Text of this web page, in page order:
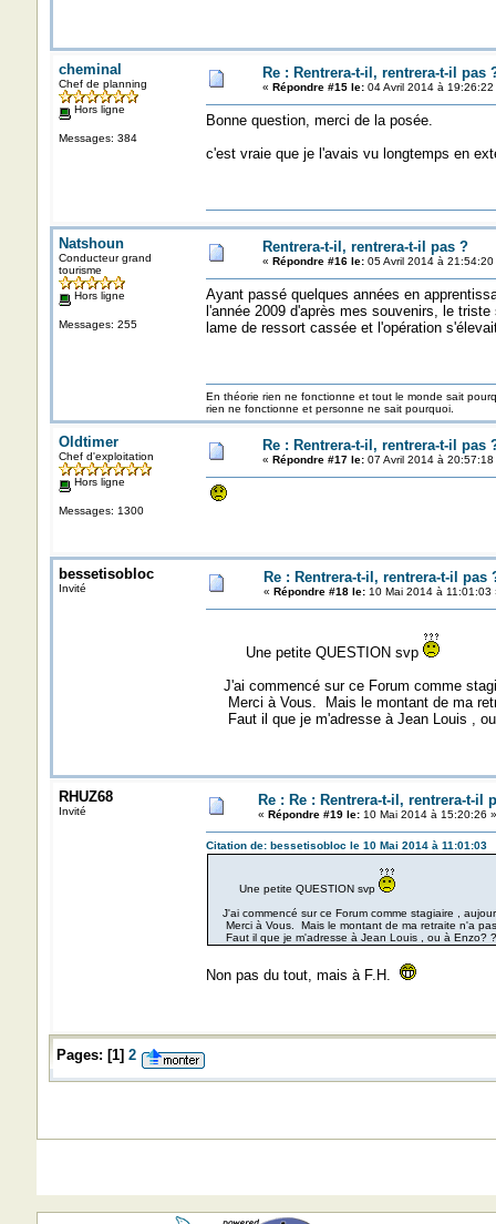
cheminal
Chef de planning
Hors ligne
Messages: 384
Re : Rentrera-t-il, rentrera-t-il pas
« Répondre #15 le:04 Avril 2014 à 19:26:22
Bonne question, merci de la posée.
c'est vraie que je l'avais vu longtemps en
Natshoun
Conducteur grand
tourisme
Hors ligne
Messages: 255
Rentrera-t-il, rentrera-t-il pas ?
« Répondre #16 le:05 Avril 2014 à 21:54:20
Ayant passé quelques années en
l'année 2009 d'après mes souvenirs, le
lame de ressort cassée et l'opération
En théorie rien ne fonctionne et tout le monde sait
rien ne fonctionne et personne ne sait pourquoi.
Oldtimer
Chef d'exploitation
Hors ligne
Messages: 1300
Re : Rentrera-t-il, rentrera-t-il pas
« Répondre #17 le:07 Avril 2014 à 20:57:18
bessetisobloc
Invité
Re : Rentrera-t-il, rentrera-t-il pas
« Répondre #18 le:10 Mai 2014 à 11:01:03
Une petite QUESTION svp
J'ai commencé sur ce Forum comme
Merci à Vous. Mais le montant de ma
Faut il que je m'adresse à Jean Louis ,
RHUZ68
Invité
Re : Re : Rentrera-t-il, rentrera-t-il
« Répondre #19 le:10 Mai 2014 à 15:20:26 »
Citation de: bessetisobloc le 10 Mai 2014 à 11:01:03
Une petite QUESTION svp
J'ai commencé sur ce Forum comme stagiaire ,
Merci à Vous. Mais le montant de ma retraite n'a
Faut il que je m'adresse à Jean Louis , ou à Enzo? ?
Non pas du tout, mais à F.H.
Pages: [1] 2